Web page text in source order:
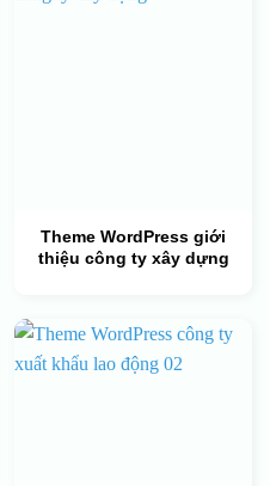
Theme WordPress giới
thiệu công ty xây dựng